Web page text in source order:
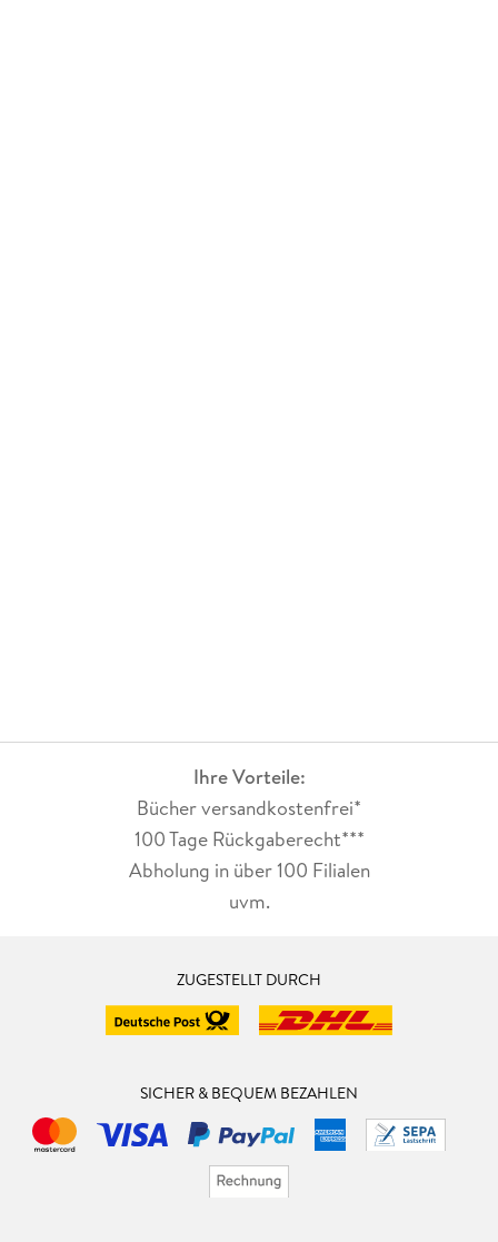
Ihre Vorteile:
Bücher versandkostenfrei*
100 Tage Rückgaberecht***
Abholung in über 100 Filialen
uvm.
ZUGESTELLT DURCH
SICHER & BEQUEM BEZAHLEN